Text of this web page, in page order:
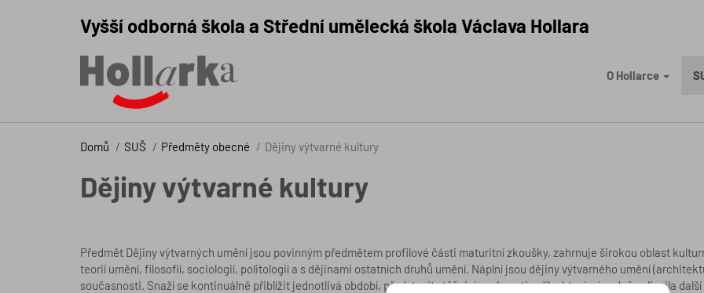
Vyšší odborná škola a Střední umělecká škola Václava Hollara
O Hollarce
Domů SUŠ Předměty obecné Dějiny výtvarné kultury
Dějiny výtvarné kultury
Předmět Dějiny výtvarných umění jsou povinným předmětem profilové části maturitní zkoušky, zahrnuje širokou oblast
teorií umění, filosofií, sociologií, politologií a s dějinami ostatních druhů umění. Náplní jsou dějiny výtvarného umění
současnosti. Snaží se kontinuálně přiblížit jednotlivá období, představit stěžejní osobnosti a díla, která zásadně ovlivnila